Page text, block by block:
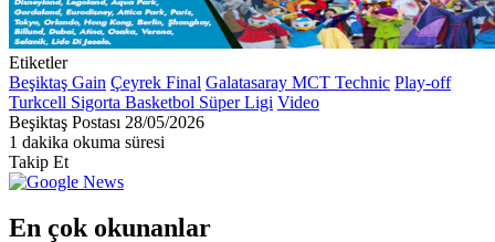
Etiketler
Beşiktaş Gain Çeyrek Final Galatasaray MCT Technic Play-off
Turkcell Sigorta Basketbol Süper Ligi Video
Beşiktaş Postası Bir
e-
28/05/2026
1 dakika okuma süresi
Takip Et
En çok okunanlar